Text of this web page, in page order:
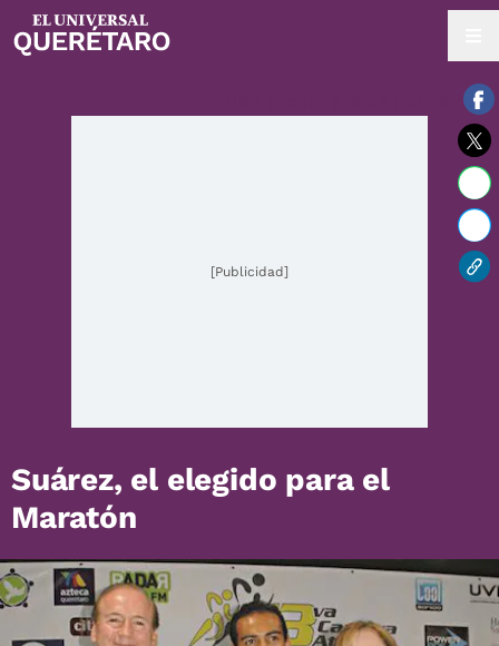
09 / agosto / 2026 | 23:54 hrs.
[Publicidad]
Suárez, el elegido para el
Maratón